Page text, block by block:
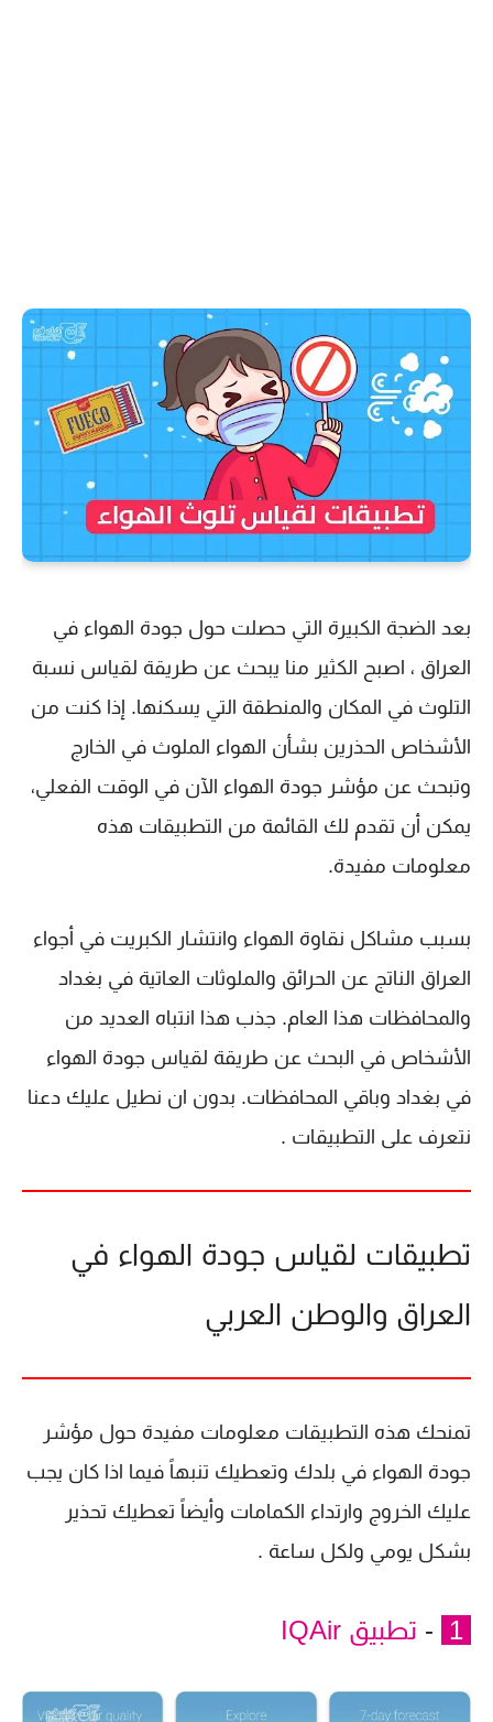
بعد الضجة الكبيرة التي حصلت حول جودة الهواء في
العراق ، اصبح الكثير منا يبحث عن طريقة لقياس نسبة
التلوث في المكان والمنطقة التي يسكنها. إذا كنت من
الأشخاص الحذرين بشأن الهواء الملوث في الخارج
وتبحث عن مؤشر جودة الهواء الآن في الوقت الفعلي،
يمكن أن تقدم لك القائمة من التطبيقات هذه
معلومات مفيدة.
بسبب مشاكل نقاوة الهواء وانتشار الكبريت في أجواء
العراق الناتج عن الحرائق والملوثات العاتية في بغداد
والمحافظات هذا العام. جذب هذا انتباه العديد من
الأشخاص في البحث عن طريقة لقياس جودة الهواء
في بغداد وباقي المحافظات. بدون ان نطيل عليك دعنا
نتعرف على التطبيقات .
تطبيقات لقياس جودة الهواء في
العراق والوطن العربي
تمنحك هذه التطبيقات معلومات مفيدة حول مؤشر
جودة الهواء في بلدك وتعطيك تنبهاً فيما اذا كان يجب
عليك الخروج وارتداء الكمامات وأيضاً تعطيك تحذير
بشكل يومي ولكل ساعة .
- تطبيق IQAir